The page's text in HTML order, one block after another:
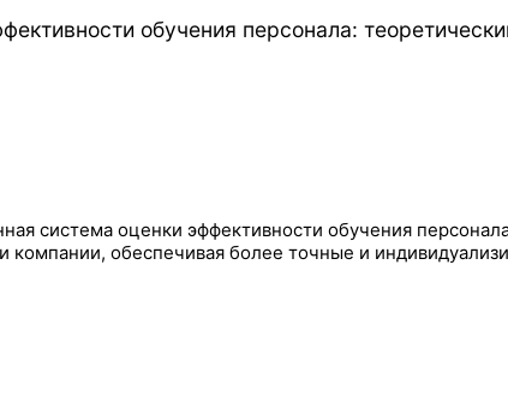
обучения персонала:
система оценки эффективности обучения
обеспечивая более точные и